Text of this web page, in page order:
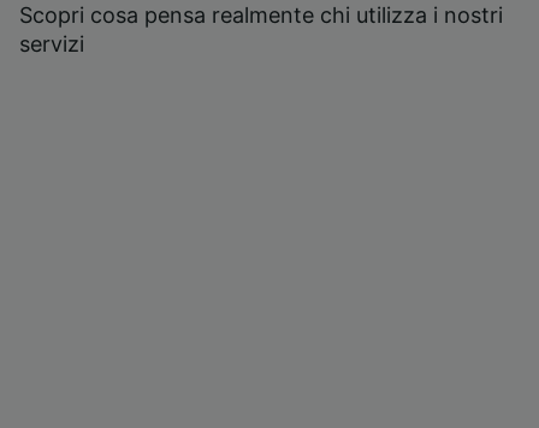
Scopri cosa pensa realmente chi utilizza i nostri
servizi